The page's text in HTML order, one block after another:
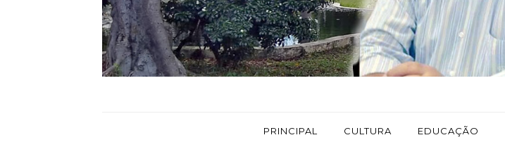
PRINCIPAL CULTURA EDUCAÇÃO